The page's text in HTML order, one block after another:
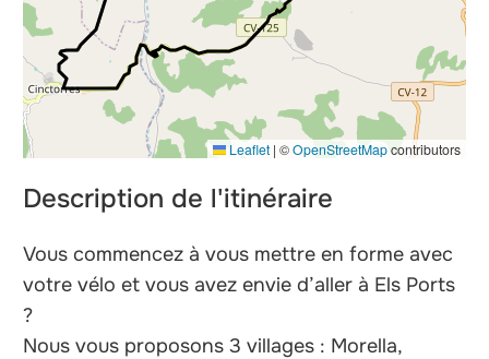
Leaflet | ©OpenStreetMapcontributors
Description de l'itinéraire
Vous commencez à vous mettre en forme avec
votre vélo et vous avez envie d’aller à Els Ports
?
Nous vous proposons 3 villages : Morella,